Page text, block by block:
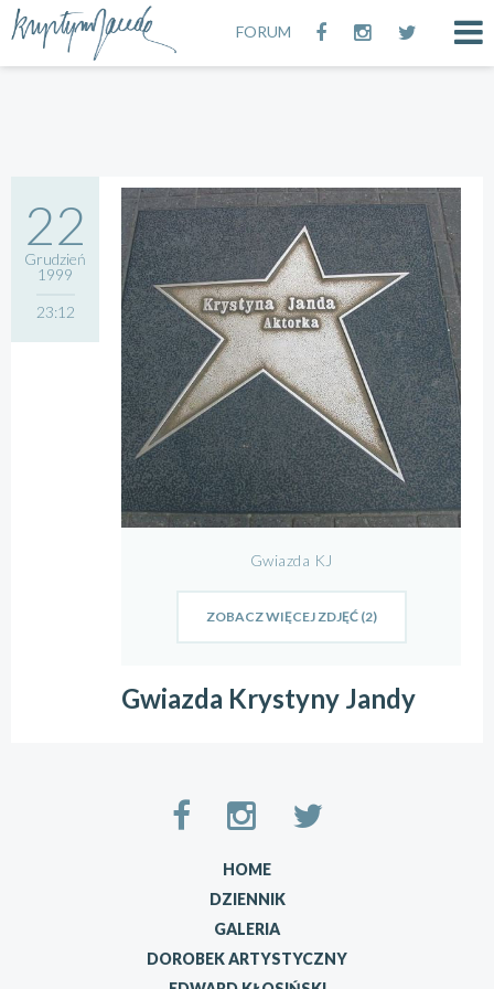
FORUM
22
Grudzień
1999
23:12
Gwiazda KJ
ZOBACZ WIĘCEJ ZDJĘĆ (2)
Gwiazda Krystyny Jandy
HOME
DZIENNIK
GALERIA
DOROBEK ARTYSTYCZNY